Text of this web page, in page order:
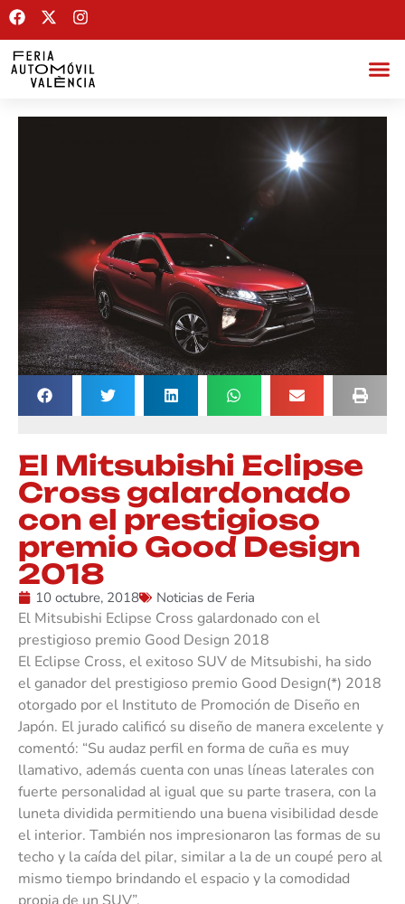
El Mitsubishi Eclipse
Cross galardonado
con el prestigioso
premio Good Design
2018
10 octubre, 2018 Noticias de Feria
El Mitsubishi Eclipse Cross galardonado con el
prestigioso premio Good Design 2018
El Eclipse Cross, el exitoso SUV de Mitsubishi, ha sido
el ganador del prestigioso premio Good Design(*) 2018
otorgado por el Instituto de Promoción de Diseño en
Japón. El jurado calificó su diseño de manera excelente y
comentó: “Su audaz perfil en forma de cuña es muy
llamativo, además cuenta con unas líneas laterales con
fuerte personalidad al igual que su parte trasera, con la
luneta dividida permitiendo una buena visibilidad desde
el interior. También nos impresionaron las formas de su
techo y la caída del pilar, similar a la de un coupé pero al
mismo tiempo brindando el espacio y la comodidad